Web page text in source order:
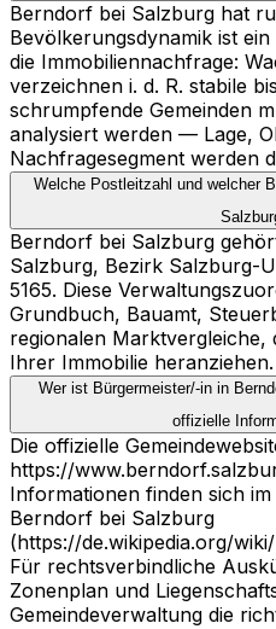
Berndorf bei Salzburg hat
Bevölkerungsdynamik ist
die Immobiliennachfrage:
verzeichnen i. d. R. stabile
schrumpfende Gemeinden
analysiert werden — Lage,
Nachfragesegment werden
Welche Postleitzahl und welcher
Berndorf bei Salzburg
Salzburg, Bezirk Salzburg-
5165. Diese
Grundbuch, Bauamt,
regionalen Marktvergleiche,
Ihrer Immobilie heranziehen.
Wer ist Bürgermeister/-in in
offizielle
Die offizielle
https://
Informationen finden sich
Berndorf bei Salzburg
(https://de.wikipedia.org/
Für rechtsverbindliche
Zonenplan und
Gemeindeverwaltung die